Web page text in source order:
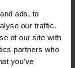
ads, to
our traffic.
of our site with
partners who
you’ve